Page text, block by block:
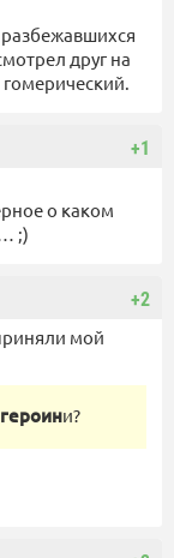
друг на
+1
о каком
;)
+2
мой
героини?